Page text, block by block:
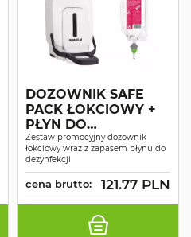
DOZOWNIK SAFE
PACK ŁOKCIOWY +
PŁYN DO
DEZYNFEKCJI SINE
CID H1
Zestaw promocyjny dozownik
łokciowy wraz z zapasem płynu do
dezynfekcji
cena brutto: 121.77 PLN